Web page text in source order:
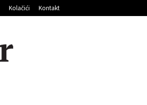
Kolačići Kontakt